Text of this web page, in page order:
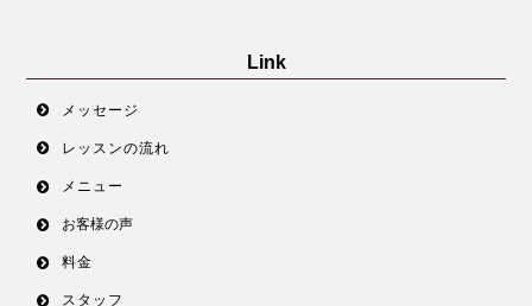
Link
メッセージ
レッスンの流れ
メニュー
お客様の声
料金
スタッフ